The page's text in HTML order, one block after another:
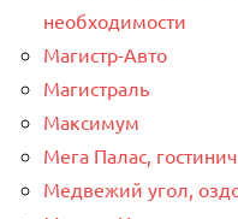
необходимости
Магистр-Авто
Магистраль
Максимум
Мега Палас,
Медвежий угол,